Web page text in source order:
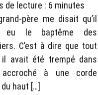
de lecture : 6 minutes
père me disait qu’il
eu le baptême des
C’est à dire que tout
il avait été trempé dans
accroché à une corde
haut […]